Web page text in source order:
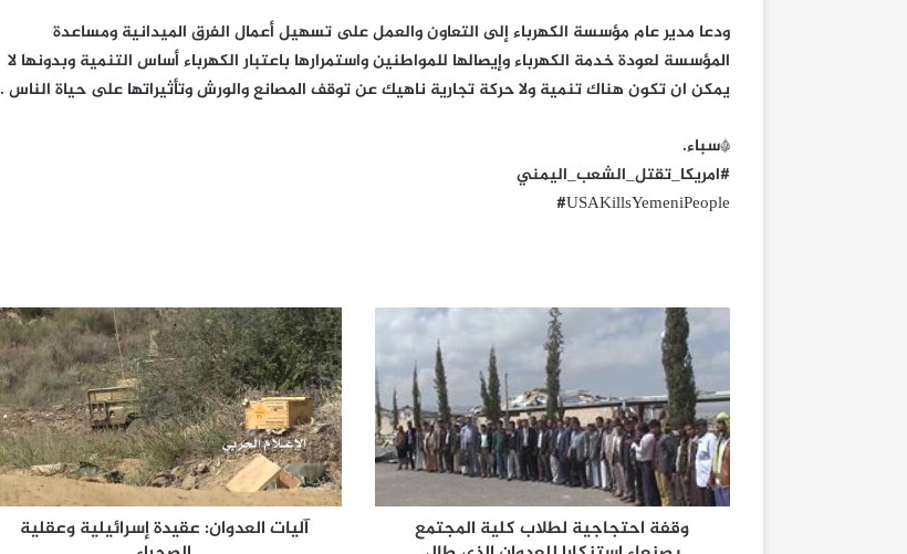
ودعا مدير عام مؤسسة الكهرباء إلى التعاون والعمل على تسهيل أعمال الفرق الميدانية ومساعدة
المؤسسة لعودة خدمة الكهرباء وإيصالها للمواطنين واستمرارها باعتبار الكهرباء أساس التنمية وبدونها لا
يمكن ان تكون هناك تنمية ولا حركة تجارية ناهيك عن توقف المصانع والورش وتأثيراتها على حياة الناس .
*سباء.
‫#‏امريكا_تقتل_الشعب_اليمني‬
‪#‎USAKillsYemeniPeople
وقفة احتجاجية لطلاب كلية المجتمع
آليات العدوان: عقيدة إسرائيلية وعقلية